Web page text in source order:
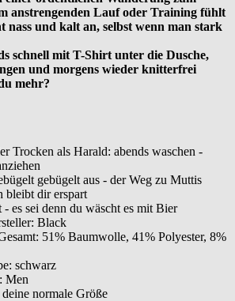
anstrengenden Lauf oder Training fühlt
nass und kalt an, selbst wenn man stark
schnell mit T-Shirt unter die Dusche,
und morgens wieder knitterfrei
mehr?
Trocken als Harald: abends waschen -
gebügelt aus - der Weg zu Muttis
bleibt dir erspart
- es sei denn du wäscht es mit Bier
Black
51% Baumwolle, 41% Polyester, 8%
schwarz
Men
deine normale Größe